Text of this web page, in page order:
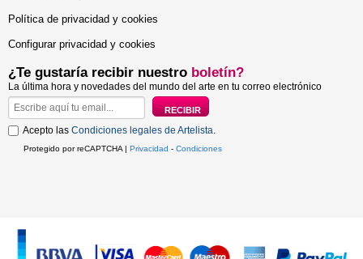
Política de privacidad y cookies
Configurar privacidad y cookies
¿Te gustaría recibir nuestro boletín?
La última hora y novedades del mundo del arte en tu correo electrónico
Acepto las Condiciones legales de Artelista.
Protegido por reCAPTCHA | Privacidad - Condiciones